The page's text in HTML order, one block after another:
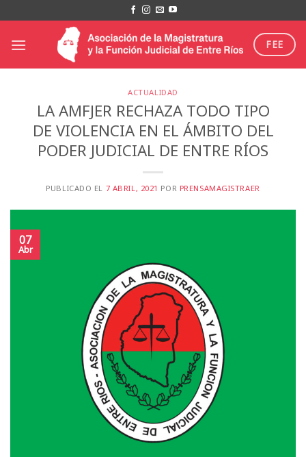
al
contenido
FEE
ACTUALIDAD
LA AMFJER RECHAZA TODO TIPO
DE VIOLENCIA EN EL ÁMBITO DEL
PODER JUDICIAL DE ENTRE RÍOS
PUBLICADO EL 7 ABRIL, 2021 POR PRENSAMAGISTRAER
07
Abr